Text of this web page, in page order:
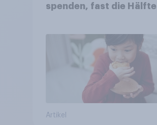
spenden, fast die Hälfte
Artikel